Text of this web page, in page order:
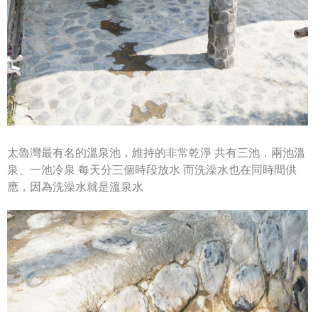
太魯灣最有名的溫泉池，維持的非常乾淨 共有三池，兩池溫
泉、一池冷泉 每天分三個時段放水 而洗澡水也在同時間供
應，因為洗澡水就是溫泉水